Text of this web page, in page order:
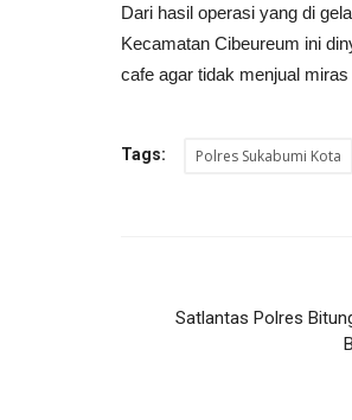
Dari hasil operasi yang di
Kecamatan Cibeureum ini
cafe agar tidak menjual
Tags: Polres Sukabumi Kota
Satlantas Polres